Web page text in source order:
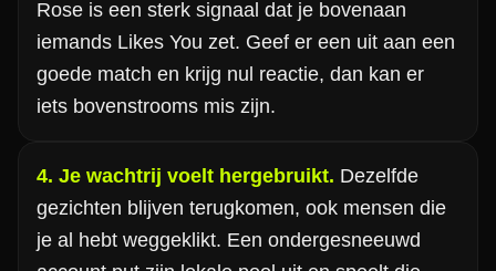
Rose is een sterk signaal dat je bovenaan
iemands Likes You zet. Geef er een uit aan een
goede match en krijg nul reactie, dan kan er
iets bovenstrooms mis zijn.
4. Je wachtrij voelt hergebruikt. Dezelfde
gezichten blijven terugkomen, ook mensen die
je al hebt weggeklikt. Een ondergesneeuwd